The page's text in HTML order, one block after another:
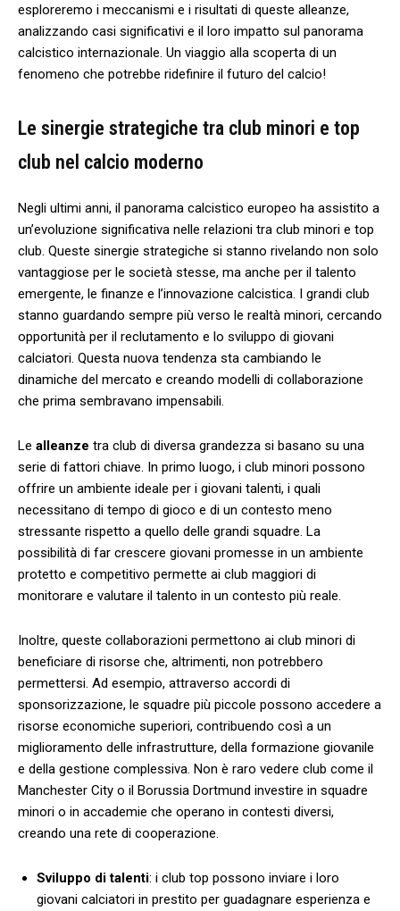
esploreremo i ⁢meccanismi e ‍i risultati di queste alleanze,‌
analizzando casi significativi e il loro impatto sul panorama‌
calcistico internazionale. Un viaggio alla scoperta di un
fenomeno che potrebbe ridefinire il futuro del calcio!
Le sinergie strategiche tra club minori ⁢e top
club nel calcio moderno
Negli ultimi anni, il panorama⁤ calcistico‌ europeo ha ⁣assistito a⁣
un’evoluzione significativa nelle relazioni tra club minori e top
club. Queste sinergie strategiche si stanno rivelando non solo
vantaggiose per le società stesse, ma anche per il talento
emergente, le finanze e l’innovazione calcistica. I grandi club
stanno guardando sempre ⁤più verso le realtà minori, cercando
opportunità per il reclutamento e lo‍ sviluppo di giovani
calciatori. Questa nuova⁣ tendenza sta cambiando le
dinamiche del mercato e creando⁢ modelli di collaborazione
che⁤ prima sembravano impensabili.
Le alleanze tra club​ di diversa grandezza si basano su ⁤una
serie di fattori chiave. In primo luogo, i club minori ⁣possono
offrire un ambiente ideale per i giovani talenti, i quali
necessitano di tempo di ⁣gioco e di un contesto meno
stressante rispetto a quello delle grandi squadre. La
possibilità di far crescere ⁤giovani promesse in un ambiente
protetto e competitivo permette ai club maggiori di
monitorare e valutare il ‍talento in un ⁢contesto più reale.
Inoltre, queste collaborazioni permettono​ ai club minori di
beneficiare di risorse che, altrimenti, non potrebbero
permettersi. Ad esempio, attraverso accordi di
sponsorizzazione,⁣ le squadre più piccole possono ⁢accedere a
risorse economiche⁤ superiori, contribuendo così a un
miglioramento‍ delle infrastrutture, della​ formazione⁣ giovanile⁢
e della gestione complessiva. Non è raro vedere club ‍come il
Manchester City⁢ o il‌ Borussia Dortmund investire in squadre
minori o in accademie⁢ che operano in⁢ contesti diversi,
creando una rete di cooperazione.
Sviluppo⁣ di ‌talenti: i club​ top possono inviare i loro
‍giovani calciatori in prestito per⁢ guadagnare esperienza ⁤e